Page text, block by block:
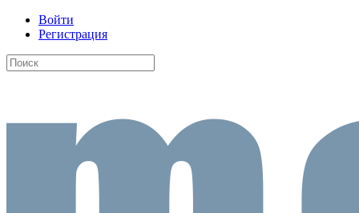
Войти
Регистрация